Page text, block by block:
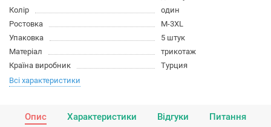
Колір
один
Ростовка
M-3XL
Упаковка
5 штук
Матеріал
трикотаж
Країна виробник
Турция
Всі характеристики
Опис Характеристики Відгуки Питання